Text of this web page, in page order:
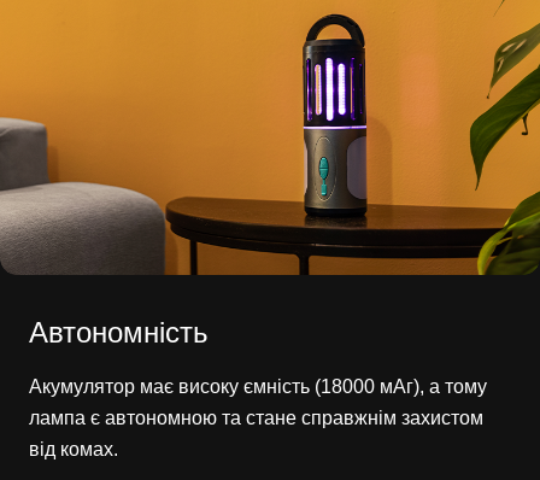
Автономність
Акумулятор має високу ємність (18000 мАг), а тому
лампа є автономною та стане справжнім захистом
від комах.